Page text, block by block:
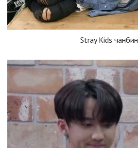
Stray Kids чанбин